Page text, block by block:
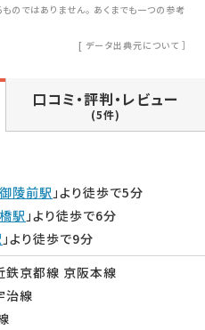
のではありません。 あくまでも一つの参考
[ データ出典元について ］
口コミ・評判・レビュー
(5件)
陵前駅」より徒歩で5分
駅」より徒歩で6分
」より徒歩で9分
鉄京都線 京阪本線
治線